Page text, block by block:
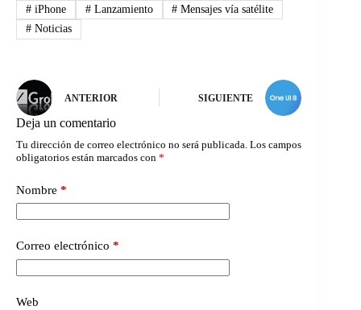
#iPhone #Lanzamiento # Mensajes vía satélite
#Noticias
ANTERIOR SIGUIENTE
Deja un comentario
Tu dirección de correo electrónico no será publicada. Los campos
obligatorios están marcados con *
Nombre *
Correo electrónico *
Web